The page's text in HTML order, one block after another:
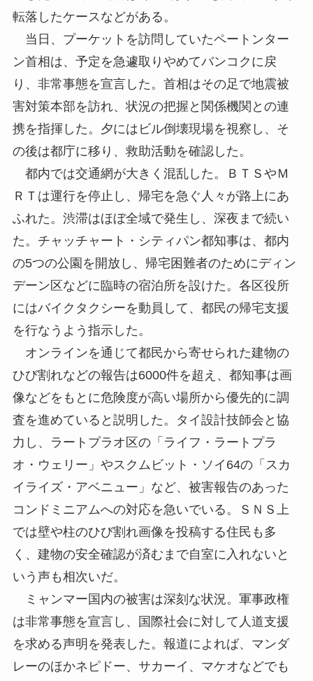
転落したケースなどがある。
当日、プーケットを訪問していたペートンター
ン首相は、予定を急遽取りやめてバンコクに戻
り、非常事態を宣言した。首相はその足で地震被
害対策本部を訪れ、状況の把握と関係機関との連
携を指揮した。夕にはビル倒壊現場を視察し、そ
の後は都庁に移り、救助活動を確認した。
都内では交通網が大きく混乱した。ＢＴＳやＭ
ＲＴは運行を停止し、帰宅を急ぐ人々が路上にあ
ふれた。渋滞はほぼ全域で発生し、深夜まで続い
た。チャッチャート・シティパン都知事は、都内
の5つの公園を開放し、帰宅困難者のためにディン
デーン区などに臨時の宿泊所を設けた。各区役所
にはバイクタクシーを動員して、都民の帰宅支援
を行なうよう指示した。
オンラインを通じて都民から寄せられた建物の
ひび割れなどの報告は6000件を超え、都知事は画
像などをもとに危険度が高い場所から優先的に調
査を進めていると説明した。タイ設計技師会と協
力し、ラートプラオ区の「ライフ・ラートプラ
オ・ウェリー」やスクムビット・ソイ64の「スカ
イライズ・アベニュー」など、被害報告のあった
コンドミニアムへの対応を急いでいる。ＳＮＳ上
では壁や柱のひび割れ画像を投稿する住民も多
く、建物の安全確認が済むまで自室に入れないと
いう声も相次いだ。
ミャンマー国内の被害は深刻な状況。軍事政権
は非常事態を宣言し、国際社会に対して人道支援
を求める声明を発表した。報道によれば、マンダ
レーのほかネピドー、サカーイ、マケオなどでも